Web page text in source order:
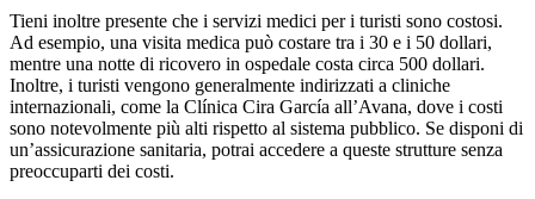
Tieni inoltre presente che i servizi medici per i turisti sono costosi.
Ad esempio, una visita medica può costare tra i 30 e i 50 dollari,
mentre una notte di ricovero in ospedale costa circa 500 dollari.
Inoltre, i turisti vengono generalmente indirizzati a cliniche
internazionali, come la Clínica Cira García all’Avana, dove i costi
sono notevolmente più alti rispetto al sistema pubblico. Se disponi di
un’assicurazione sanitaria, potrai accedere a queste strutture senza
preoccuparti dei costi.